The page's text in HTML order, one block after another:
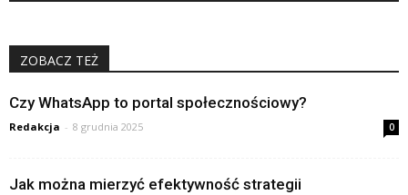
ZOBACZ TEŻ
Czy WhatsApp to portal społecznościowy?
Redakcja - 8 grudnia 2025 0
Jak można mierzyć efektywność strategii